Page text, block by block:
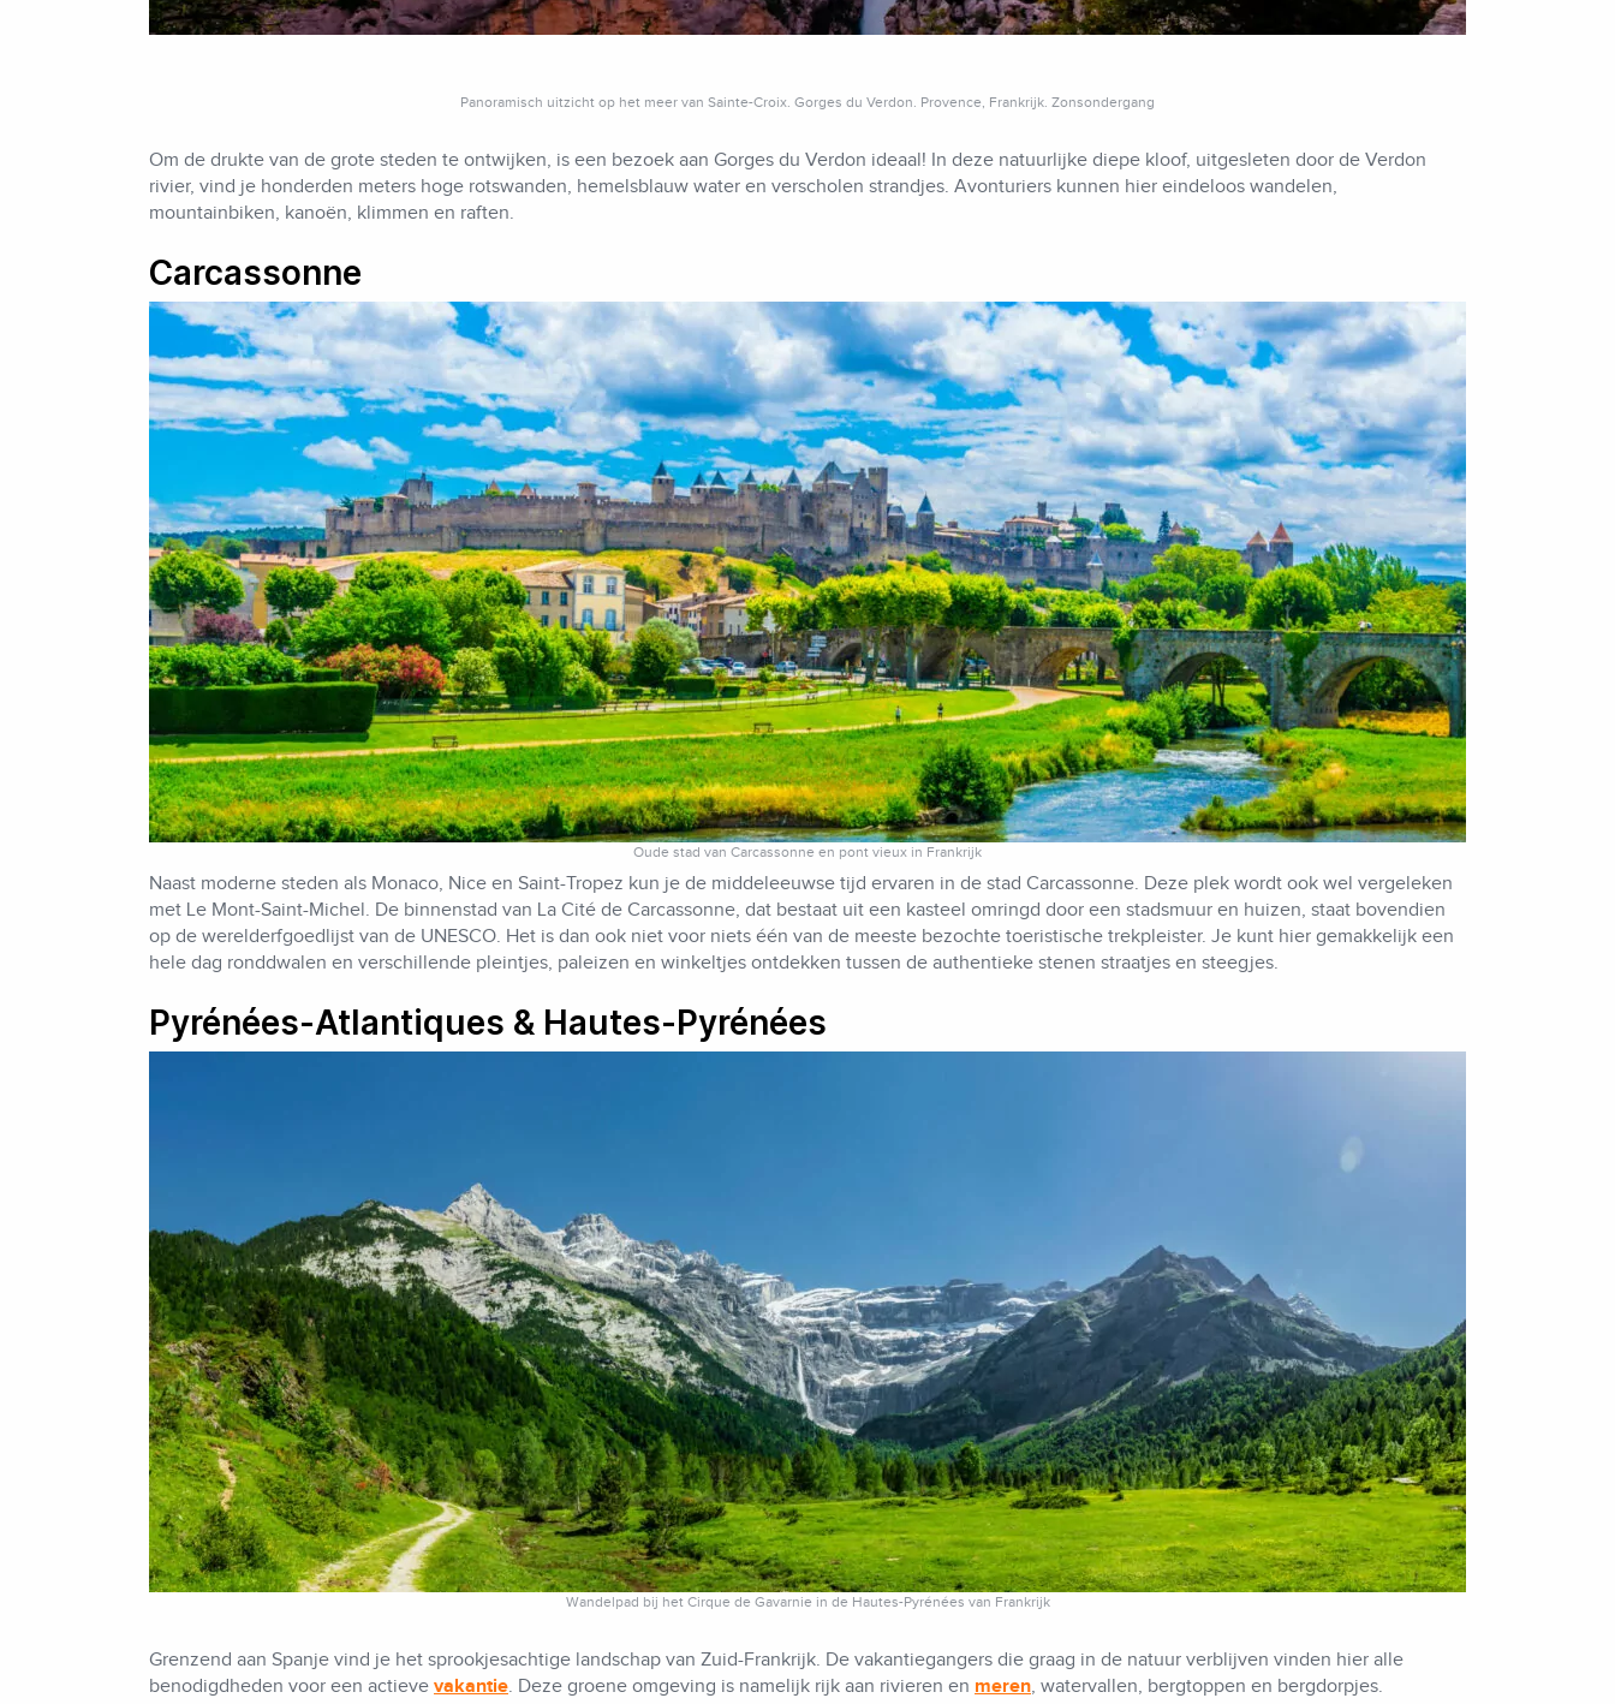
Panoramisch uitzicht op het meer van Sainte-Croix. Gorges du Verdon. Provence, Frankrijk. Zonsondergang
Om de drukte van de grote steden te ontwijken, is een bezoek aan Gorges du Verdon ideaal! In deze natuurlijke diepe kloof, uitgesleten door de Verdon
rivier, vind je honderden meters hoge rotswanden, hemelsblauw water en verscholen strandjes. Avonturiers kunnen hier eindeloos wandelen,
mountainbiken, kanoën, klimmen en raften.
Carcassonne
Oude stad van Carcassonne en pont vieux in Frankrijk
Naast moderne steden als Monaco, Nice en Saint-Tropez kun je de middeleeuwse tijd ervaren in de stad Carcassonne. Deze plek wordt ook wel vergeleken
met Le Mont-Saint-Michel. De binnenstad van La Cité de Carcassonne, dat bestaat uit een kasteel omringd door een stadsmuur en huizen, staat bovendien
op de werelderfgoedlijst van de UNESCO. Het is dan ook niet voor niets één van de meeste bezochte toeristische trekpleister. Je kunt hier gemakkelijk een
hele dag ronddwalen en verschillende pleintjes, paleizen en winkeltjes ontdekken tussen de authentieke stenen straatjes en steegjes.
Pyrénées-Atlantiques & Hautes-Pyrénées
Wandelpad bij het Cirque de Gavarnie in de Hautes-Pyrénées van Frankrijk
Grenzend aan Spanje vind je het sprookjesachtige landschap van Zuid-Frankrijk. De vakantiegangers die graag in de natuur verblijven vinden hier alle
benodigdheden voor een actieve vakantie. Deze groene omgeving is namelijk rijk aan rivieren en meren, watervallen, bergtoppen en bergdorpjes.